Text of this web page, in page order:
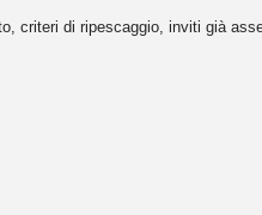
criteri di ripescaggio, inviti già